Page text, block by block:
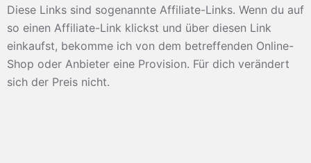
Diese Links sind sogenannte Affiliate-Links. Wenn du auf
so einen Affiliate-Link klickst und über diesen Link
einkaufst, bekomme ich von dem betreffenden Online-
Shop oder Anbieter eine Provision. Für dich verändert
sich der Preis nicht.